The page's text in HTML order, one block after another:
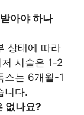
아야 하나
상태에 따라
시술은 1-2
스는 6개월-1
니다.
없나요?